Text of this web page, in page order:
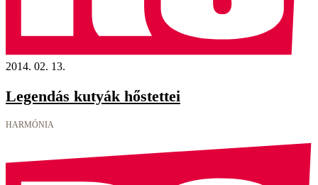
2014. 02. 13.
Legendás kutyák hőstettei
HARMÓNIA